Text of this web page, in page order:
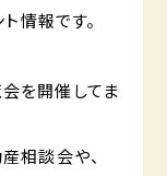
情報です。
を開催してま
相談会や、